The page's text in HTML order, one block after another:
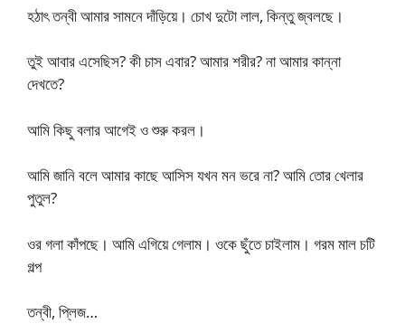
হঠাৎ তন্বী আমার সামনে দাঁড়িয়ে। চোখ দুটো লাল, কিন্তু জ্বলছে।
তুই আবার এসেছিস? কী চাস এবার? আমার শরীর? না আমার কান্না
দেখতে?
আমি কিছু বলার আগেই ও শুরু করল।
আমি জানি বলে আমার কাছে আসিস যখন মন ভরে না? আমি তোর খেলার
পুতুল?
ওর গলা কাঁপছে। আমি এগিয়ে গেলাম। ওকে ছুঁতে চাইলাম। গরম মাল চটি
গল্প
তন্বী, প্লিজ…